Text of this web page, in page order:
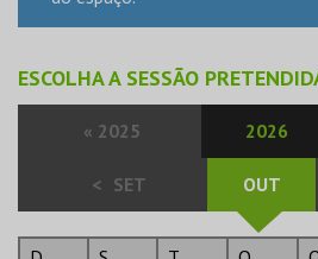
ESCOLHA A SESSÃO
« 2025 2026
< SET OUT